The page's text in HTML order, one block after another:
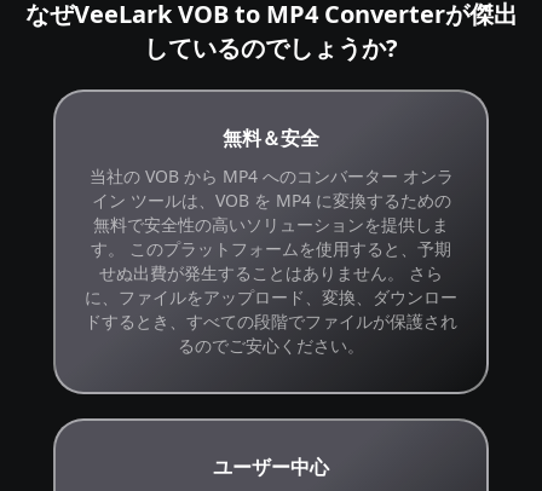
なぜVeeLark VOB to MP4 Converterが傑出
しているのでしょうか?
無料＆安全
当社の VOB から MP4 へのコンバーター オンラ
イン ツールは、VOB を MP4 に変換するための
無料で安全性の高いソリューションを提供しま
す。 このプラットフォームを使用すると、予期
せぬ出費が発生することはありません。 さら
に、ファイルをアップロード、変換、ダウンロー
ドするとき、すべての段階でファイルが保護され
るのでご安心ください。
ユーザー中心